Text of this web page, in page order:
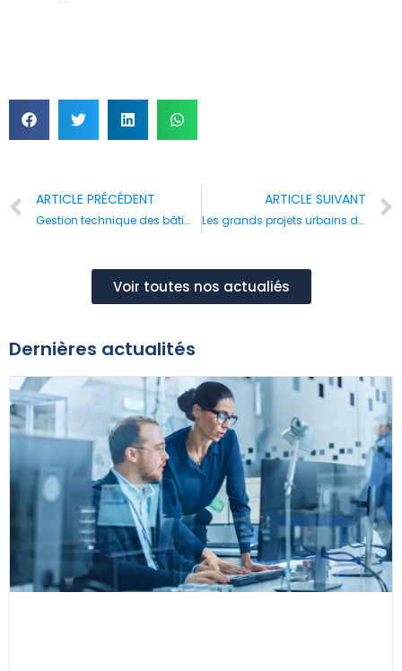
ARTICLE PRÉCÉDENT
Gestion technique des bâtiments : la domotique au service de la transition énergétique des immeubles d’entreprise
ARTICLE SUIVANT
Les grands projets urbains de la Métropole de Lyon
Voir toutes nos actualiés
Dernières actualités